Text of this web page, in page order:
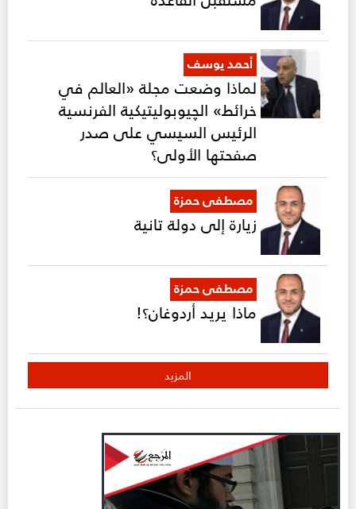
أحمد يوسف
لماذا وضعت مجلة «العالم في
خرائط» الچيوبوليتيكية الفرنسية
الرئيس السيسي على صدر
صفحتها الأولى؟
مصطفى حمزة
زيارة إلى دولة تانية
مصطفى حمزة
ماذا يريد أردوغان؟!
المزيد